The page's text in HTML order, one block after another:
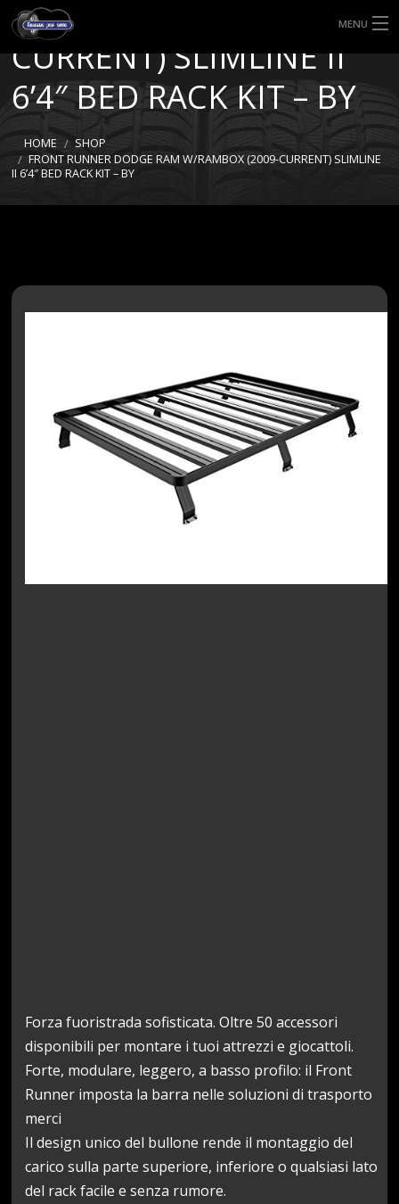
MENU
HOME
TIPI DI GOMME
MISURE GOMME
RAM W/RAMBOX (2009-
CURRENT) SLIMLINE II
6’4″ BED RACK KIT – BY
HOME
SHOP
FRONT RUNNER DODGE RAM W/RAMBOX (2009-CURRENT) SLIMLINE
II 6’4″ BED RACK KIT – BY
Forza fuoristrada sofisticata. Oltre 50 accessori
disponibili per montare i tuoi attrezzi e giocattoli.
Forte, modulare, leggero, a basso profilo: il Front
Runner imposta la barra nelle soluzioni di trasporto
merci
Il design unico del bullone rende il montaggio del
carico sulla parte superiore, inferiore o qualsiasi lato
del rack facile e senza rumore.